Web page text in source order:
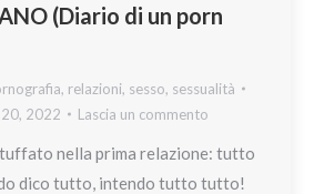
(Diario di un porn
, relazioni, sesso, sessualità
2022 Lascia un commento
tuffato nella prima relazione: tutto
dico tutto, intendo tutto tutto!